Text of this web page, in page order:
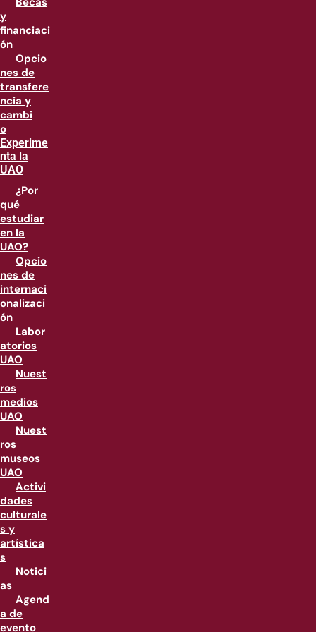
y
financiaci
ón
Opcio
nes de
transfere
ncia y
cambi
o
Experime
nta la
UAO
¿Por
qué
estudiar
en la
UAO?
Opcio
nes de
internaci
onalizaci
ón
Labor
atorios
UAO
Nuest
ros
medios
UAO
Nuest
ros
museos
UAO
Activi
dades
culturale
s y
artística
s
Notici
as
Agend
a de
evento